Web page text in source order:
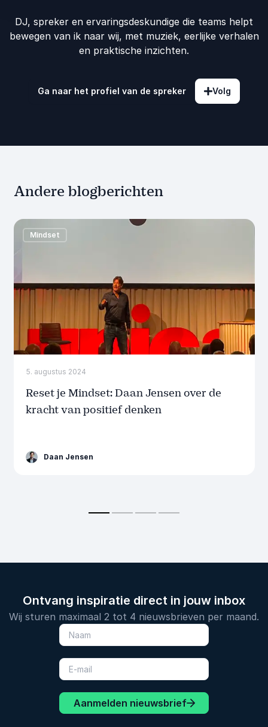
DJ, spreker en ervaringsdeskundige die teams helpt
bewegen van ik naar wij, met muziek, eerlijke verhalen
en praktische inzichten.
Ga naar het profiel van de spreker Volg
Andere blogberichten
5. augustus 2024
Reset je Mindset: Daan Jensen over de
kracht van positief denken
Mindset
Daan Jensen
Ontvang inspiratie direct in jouw inbox
Wij sturen maximaal 2 tot 4 nieuwsbrieven per maand.
Aanmelden nieuwsbrief